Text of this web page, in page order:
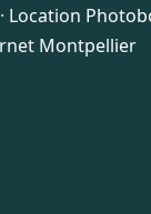
· Location
Montpellier